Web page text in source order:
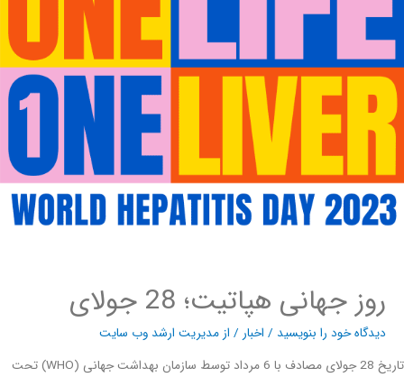
روز جهانی هپاتیت؛ 28 جولای
دیدگاه‌ خود را بنویسید/اخبار/ از مدیریت ارشد وب سایت
تاریخ 28 جولای مصادف با 6 مرداد توسط سازمان بهداشت جهانی (WHO) تحت